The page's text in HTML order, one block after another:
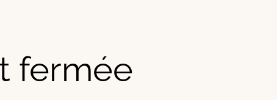
fermée